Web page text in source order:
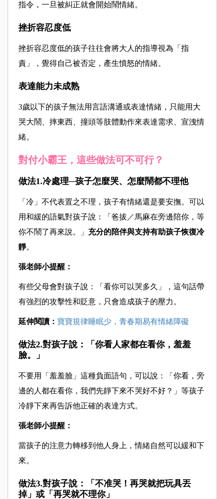
指令，一旦被糾正就會開始鬧情緒。
挫折容忍度低
挫折容忍度低的孩子往往會將大人的指導視為「指
責」，覺得自己被否定，產生憤怒的情緒。
表達能力未成熟
3歲以下的孩子無法用言語溝通或表達情緒，只能用大
哭大鬧、摔東西、撞頭等肢體動作來表達需求、宣洩情
緒。
對付小霸王，這些做法可不可行？
做法1.冷處理─孩子怎麼哭、怎麼鬧都不理他
「冷」不代表置之不理，孩子有情緒還是要安撫。可以
用和緩的語氣對孩子說：「爸拔／馬麻在旁邊陪你，等
你不鬧了再來說。」 充分的陪伴與支持有助孩子恢復冷
靜。
張老師小提醒：
有些父母會對孩子說：「看你可以哭多久」，這句話帶
有強烈的攻擊性和貶意，只會造成孩子的壓力。
延伸閱讀： 寶寶規律睡眠少，青春期易有情緒障礙
做法2.對孩子說：「你看人家都在看你，羞羞
臉。」
不要用「羞羞臉」這種負面語句，可以說：「你看，旁
邊的人都在看你，我們先靜下來不哭好不好？」等孩子
冷靜下來再告訴他正確的表達方式。
張老師小提醒：
當孩子的注意力轉移到他人身上，情緒自然可以緩和下
來。
做法3.對孩子說：「不准哭！再哭就把玩具丟
掉」或「再哭就不理你」